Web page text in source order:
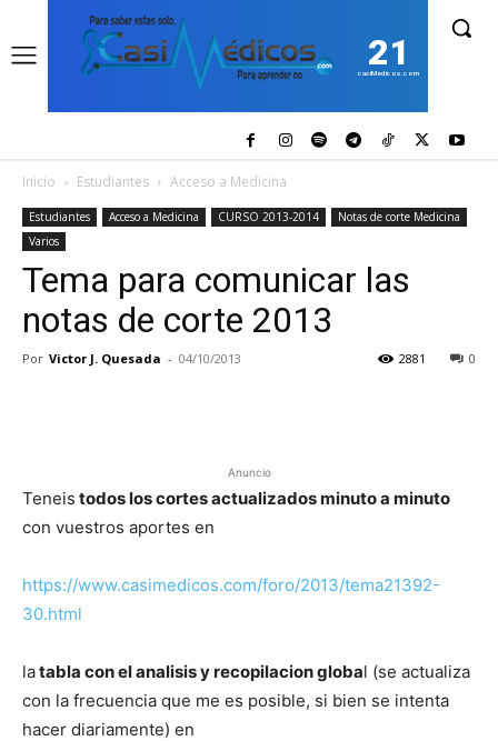
21
casiMedicos.com
Inicio Estudiantes Acceso a Medicina
Estudiantes Acceso a Medicina CURSO 2013-2014
Notas de corte Medicina
Varios
Tema para comunicar las
notas de corte 2013
Por Victor J. Quesada - 04/10/2013 0
2881
Anuncio
Teneis todos los cortes actualizados minuto a minuto
con vuestros aportes en
https://www.casimedicos.com/foro/2013/tema21392-
30.html
latabla con el analisis y recopilacion global (se actualiza
con la frecuencia que me es posible, si bien se intenta
hacer diariamente) en